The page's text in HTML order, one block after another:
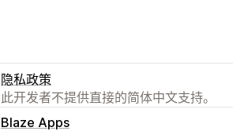
隐私政策
此开发者不提供直接的简体中文支持。
Blaze Apps